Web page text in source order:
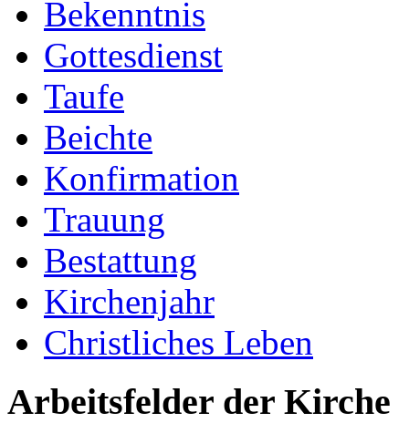
Bekenntnis
Gottesdienst
Taufe
Beichte
Konfirmation
Trauung
Bestattung
Kirchenjahr
Christliches Leben
Arbeitsfelder der Kirche